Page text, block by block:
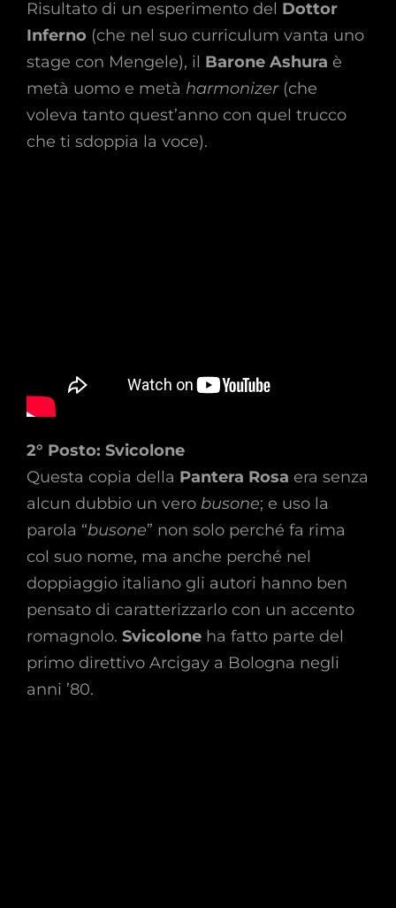
Risultato di un esperimento del Dottor
Inferno (che nel suo curriculum vanta uno
stage con Mengele), il Barone Ashura è
metà uomo e metà harmonizer(che
voleva tanto quest’anno con quel trucco
che ti sdoppia la voce).
2° Posto: Svicolone
Questa copia della Pantera Rosa era senza
alcun dubbio un vero busone; e uso la
parola “busone” non solo perché fa rima
col suo nome, ma anche perché nel
doppiaggio italiano gli autori hanno ben
pensato di caratterizzarlo con un accento
romagnolo. Svicolone ha fatto parte del
primo direttivo Arcigay a Bologna negli
anni ’80.